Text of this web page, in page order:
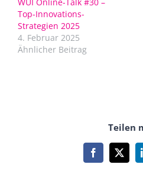
WUI Online-Talk #30 –
Top-Innovations-
Strategien 2025
4. Februar 2025
Ähnlicher Beitrag
Teilen
Facebook
X